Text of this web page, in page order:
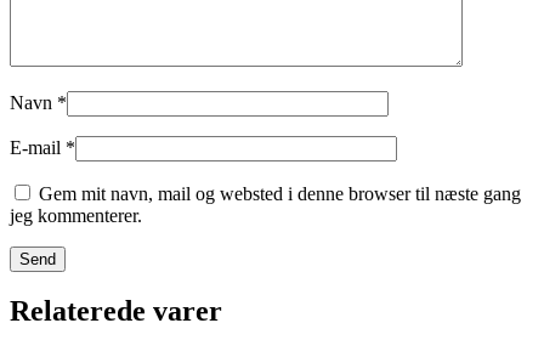
Navn *
E-mail *
Gem mit navn, mail og websted i denne browser til næste gang
jeg kommenterer.
Relaterede varer